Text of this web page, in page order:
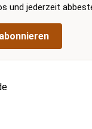
und jederzeit